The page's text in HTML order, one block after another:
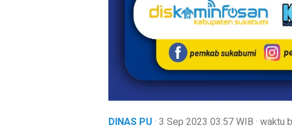
DINAS PU · 3 Sep 2023 03:57WIB · waktu